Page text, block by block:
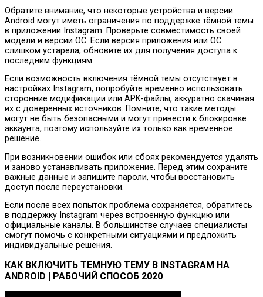
Обратите внимание, что некоторые устройства и версии
Android могут иметь ограничения по поддержке тёмной темы
в приложении Instagram. Проверьте совместимость своей
модели и версии ОС. Если версия приложения или ОС
слишком устарела, обновите их для получения доступа к
последним функциям.
Если возможность включения тёмной темы отсутствует в
настройках Instagram, попробуйте временно использовать
сторонние модификации или APK-файлы, аккуратно скачивая
их с доверенных источников. Помните, что такие методы
могут не быть безопасными и могут привести к блокировке
аккаунта, поэтому используйте их только как временное
решение.
При возникновении ошибок или сбоях рекомендуется удалять
и заново устанавливать приложение. Перед этим сохраните
важные данные и запишите пароли, чтобы восстановить
доступ после переустановки.
Если после всех попыток проблема сохраняется, обратитесь
в поддержку Instagram через встроенную функцию или
официальные каналы. В большинстве случаев специалисты
смогут помочь с конкретными ситуациями и предложить
индивидуальные решения.
КАК ВКЛЮЧИТЬ ТЕМНУЮ ТЕМУ В INSTAGRAM НА
ANDROID | РАБОЧИЙ СПОСОБ 2020